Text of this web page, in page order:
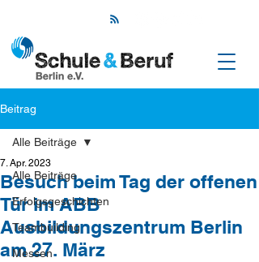
Beitrag
Alle Beiträge
Erfolgsgeschichten
Teambuilding
Messen
Alle Beiträge
Besuch beim Tag der offenen
Tür im ABB
Ausbildungszentrum Berlin
am 27. März
7. Apr. 2023